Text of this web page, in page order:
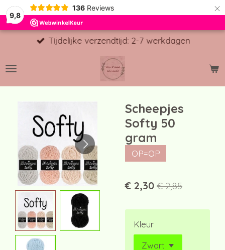
9,8
136 Reviews ×
Tijdelijke verzendtijd: 2-7 werkdagen
Scheepjes
Softy 50
gram
OP=OP
€ 2,30 € 2,85
Kleur